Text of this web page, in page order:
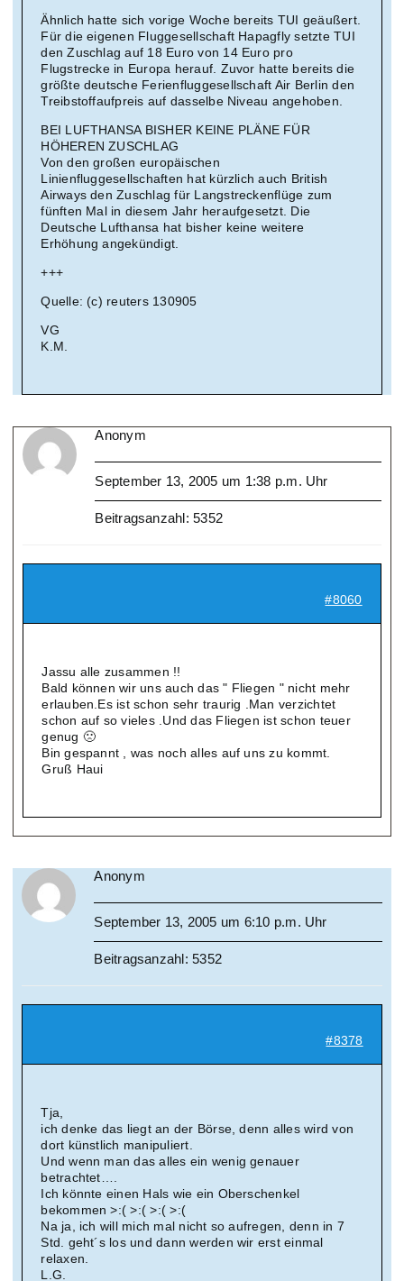
Ähnlich hatte sich vorige Woche bereits TUI geäußert.
Für die eigenen Fluggesellschaft Hapagfly setzte TUI
den Zuschlag auf 18 Euro von 14 Euro pro
Flugstrecke in Europa herauf. Zuvor hatte bereits die
größte deutsche Ferienfluggesellschaft Air Berlin den
Treibstoffaufpreis auf dasselbe Niveau angehoben.
BEI LUFTHANSA BISHER KEINE PLÄNE FÜR
HÖHEREN ZUSCHLAG
Von den großen europäischen
Linienfluggesellschaften hat kürzlich auch British
Airways den Zuschlag für Langstreckenflüge zum
fünften Mal in diesem Jahr heraufgesetzt. Die
Deutsche Lufthansa hat bisher keine weitere
Erhöhung angekündigt.
+++
Quelle: (c) reuters 130905
VG
K.M.
Anonym
September 13, 2005 um 1:38 p.m. Uhr
Beitragsanzahl: 5352
#8060
Jassu alle zusammen !!
Bald können wir uns auch das " Fliegen " nicht mehr
erlauben.Es ist schon sehr traurig .Man verzichtet
schon auf so vieles .Und das Fliegen ist schon teuer
genug 🙁
Bin gespannt , was noch alles auf uns zu kommt.
Gruß Haui
Anonym
September 13, 2005 um 6:10 p.m. Uhr
Beitragsanzahl: 5352
#8378
Tja,
ich denke das liegt an der Börse, denn alles wird von
dort künstlich manipuliert.
Und wenn man das alles ein wenig genauer
betrachtet….
Ich könnte einen Hals wie ein Oberschenkel
bekommen >:( >:( >:( >:(
Na ja, ich will mich mal nicht so aufregen, denn in 7
Std. geht´s los und dann werden wir erst einmal
relaxen.
L.G.